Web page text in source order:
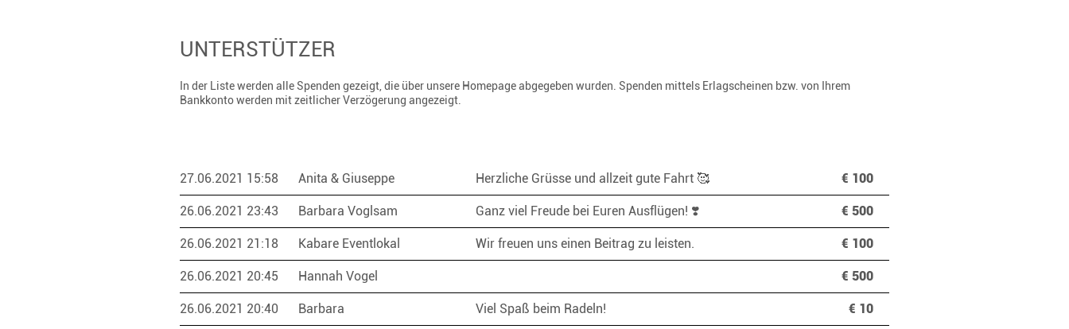
UNTERSTÜTZER
In der Liste werden alle Spenden gezeigt, die über unsere Homepage abgegeben wurden. Spenden mittels Erlagscheinen bzw. von Ihrem
Bankkonto werden mit zeitlicher Verzögerung angezeigt.
27.06.2021 15:58 Anita & Giuseppe € 100
Herzliche Grüsse und allzeit gute Fahrt 🥰
26.06.2021 23:43 Barbara Voglsam € 500
Ganz viel Freude bei Euren Ausflügen! ❣️
26.06.2021 21:18 Kabare Eventlokal € 100
Wir freuen uns einen Beitrag zu leisten.
26.06.2021 20:45 Hannah Vogel € 500
26.06.2021 20:40 Barbara € 10
Viel Spaß beim Radeln!